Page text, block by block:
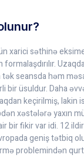
xarici səthinə
seansda həm
üsuldur. Daha
keçirilmiş, lakin
xəstələrə yaxın
bir fikir var idi. 12
geniş tətbiq
problemindən